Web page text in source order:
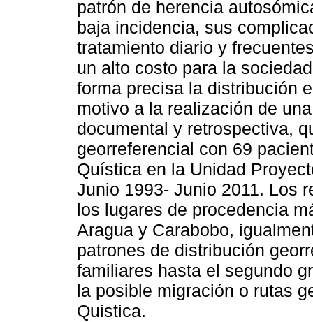
patrón de herencia
baja incidencia, sus
tratamiento diario y
un alto costo para la
forma precisa la distribución
motivo a la realización de
documental y retrospectiva,
georreferencial con 69
Quística en la Unidad
Junio 1993- Junio 2011. Los
los lugares de procedencia
Aragua y Carabobo,
patrones de distribución
familiares hasta el segundo
la posible migración o rutas
Quistica.